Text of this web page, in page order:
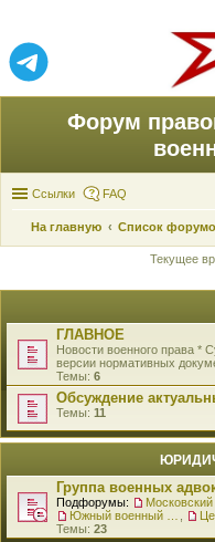
Форум
Ссылки FAQ
На главную
Список
Текущее
ГЛАВНОЕ
Новости военного права *
версии нормативных
Темы: 6
Обсуждение
Темы: 11
Группа военных
Подфорумы:
Темы: 23